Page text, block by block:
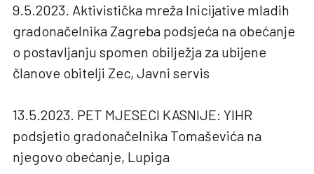
9.5.2023. Aktivistička mreža Inicijative mladih
gradonačelnika Zagreba podsjeća na obećanje
o postavljanju spomen obilježja za ubijene
članove obitelji Zec, Javni servis
13.5.2023. PET MJESECI KASNIJE: YIHR
podsjetio gradonačelnika Tomaševića na
njegovo obećanje, Lupiga